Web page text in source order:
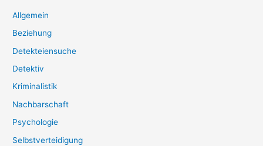
Allgemein
Beziehung
Detekteiensuche
Detektiv
Kriminalistik
Nachbarschaft
Psychologie
Selbstverteidigung